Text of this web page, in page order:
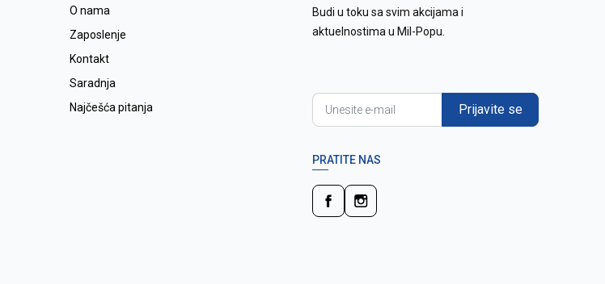
O nama
Zaposlenje
Kontakt
Saradnja
Najčešća pitanja
Budi u toku sa svim akcijama i
aktuelnostima u Mil-Popu.
Prijavite se
PRATITE NAS